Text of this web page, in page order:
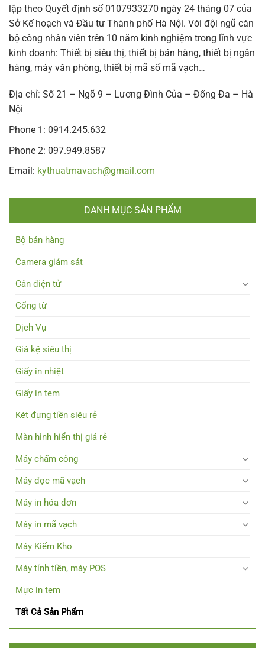
lập theo Quyết định số 0107933270 ngày 24 tháng 07 của
Sở Kế hoạch và Đầu tư Thành phố Hà Nội. Với đội ngũ cán
bộ công nhân viên trên 10 năm kinh nghiệm trong lĩnh vực
kinh doanh: Thiết bị siêu thị, thiết bị bán hàng, thiết bị ngân
hàng, máy văn phòng, thiết bị mã số mã vạch…
Địa chỉ: Số 21 – Ngõ 9 – Lương Đình Của – Đống Đa – Hà
Nội
Phone 1: 0914.245.632
Phone 2: 097.949.8587
Email: kythuatmavach@gmail.com
DANH MỤC SẢN PHẨM
Bộ bán hàng
Camera giám sát
Cân điện tử
Cổng từ
Dịch Vụ
Giá kệ siêu thị
Giấy in nhiệt
Giấy in tem
Két đựng tiền siêu rẻ
Màn hình hiển thị giá rẻ
Máy chấm công
Máy đọc mã vạch
Máy in hóa đơn
Máy in mã vạch
Máy Kiểm Kho
Máy tính tiền, máy POS
Mực in tem
Tất Cả Sản Phẩm